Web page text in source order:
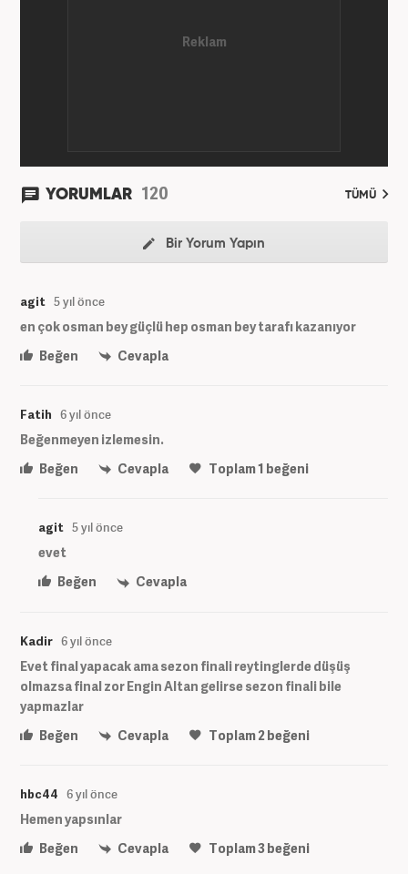
YORUMLAR 120 TÜMÜ
Bir Yorum Yapın
agit 5 yıl önce
en çok osman bey güçlü hep osman bey tarafı kazanıyor
Beğen
Cevapla
Fatih 6 yıl önce
Beğenmeyen izlemesin.
Beğen
Cevapla Toplam1 beğeni
agit 5 yıl önce
evet
Beğen
Cevapla
Kadir 6 yıl önce
Evet final yapacak ama sezon finali reytinglerde düşüş
olmazsa final zor Engin Altan gelirse sezon finali bile
yapmazlar
Beğen
Cevapla Toplam2 beğeni
hbc44 6 yıl önce
Hemen yapsınlar
Beğen
Cevapla Toplam3beğeni